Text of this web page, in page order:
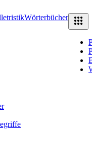
Wörterbücher